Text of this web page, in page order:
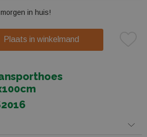
in huis!
Plaats in winkelmand